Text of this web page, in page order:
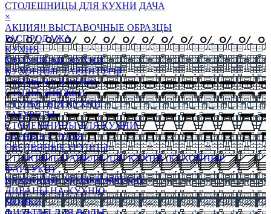
СТОЛЕШНИЦЫ ДЛЯ КУХНИ ДАЧА
×
АКЦИЯ!! ВЫСТАВОЧНЫЕ ОБРАЗЦЫ
РАСПРОДАЖА
КУХНЯ
МОДУЛЬНЫЕ КУХНИ
КУХОННЫЕ ГАРНИТУРЫ
СТОЛЫ НА КУХНЮ
СТОЛЫ КНИЖКИ
СТУЛЬЯ ДЛЯ КУХНИ
ТАБУРЕТЫ
СТОЛЕШНИЦЫ ДЛЯ КУХНИ
БАРНЫЕ СТУЛЬЯ
ОБЕДЕННЫЕ ГРУППЫ
СТЕНОВЫЕ ПАНЕЛИ ДЛЯ КУХНИ (КУХОННЫЕ
ФАРТУКИ)
КУХОННЫЕ УГОЛКИ МЯГКИЕ
ДИВАНЫ НА КУХНЮ
МОЙКИ